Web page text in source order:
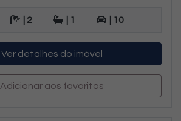
| 2 | 1 | 10
Ver detalhes do imóvel
Adicionar aos favoritos